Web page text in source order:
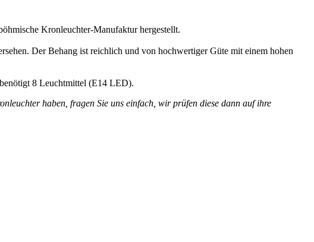
Kronleuchter-Manufaktur hergestellt.
Der Behang ist reichlich und von hochwertiger Güte mit einem hohen
8 Leuchtmittel (E14 LED).
haben, fragen Sie uns einfach, wir prüfen diese dann auf ihre